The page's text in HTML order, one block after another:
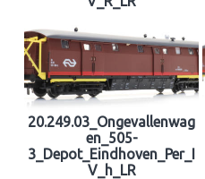
20.249.03_Ongevallenwag
en_505-
3_Depot_Eindhoven_Per_I
V_h_LR